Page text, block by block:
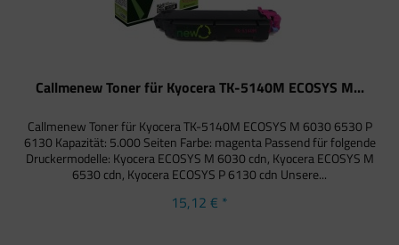
Callmenew Toner für Kyocera TK-5140M ECOSYS M...
Callmenew Toner für Kyocera TK-5140M ECOSYS M 6030 6530 P
6130 Kapazität: 5.000 Seiten Farbe: magenta Passend für folgende
Druckermodelle: Kyocera ECOSYS M 6030 cdn, Kyocera ECOSYS M
6530 cdn, Kyocera ECOSYS P 6130 cdn Unsere...
15,12 € *